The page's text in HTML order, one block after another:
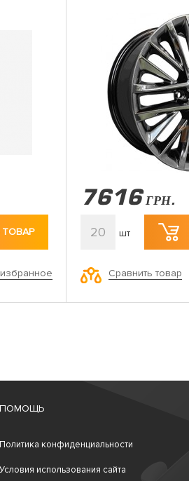
ТОВАР
7616 ГРН.
20 шт
Сравнить товар
ПОМОЩЬ
Политика конфиденциальности
Условия использования сайта